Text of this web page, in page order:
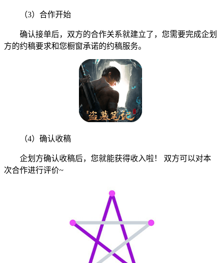
（3）合作开始
确认接单后，双方的合作关系就建立了，您需要完成企划
方的约稿要求和您橱窗承诺的约稿服务。
（4）确认收稿
企划方确认收稿后，您就能获得收入啦！ 双方可以对本
次合作进行评价~